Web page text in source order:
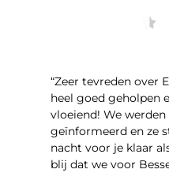
“Zeer tevreden over
heel goed geholpen
vloeiend! We
geïnformeerd en ze
nacht voor je klaar
blij dat we voor